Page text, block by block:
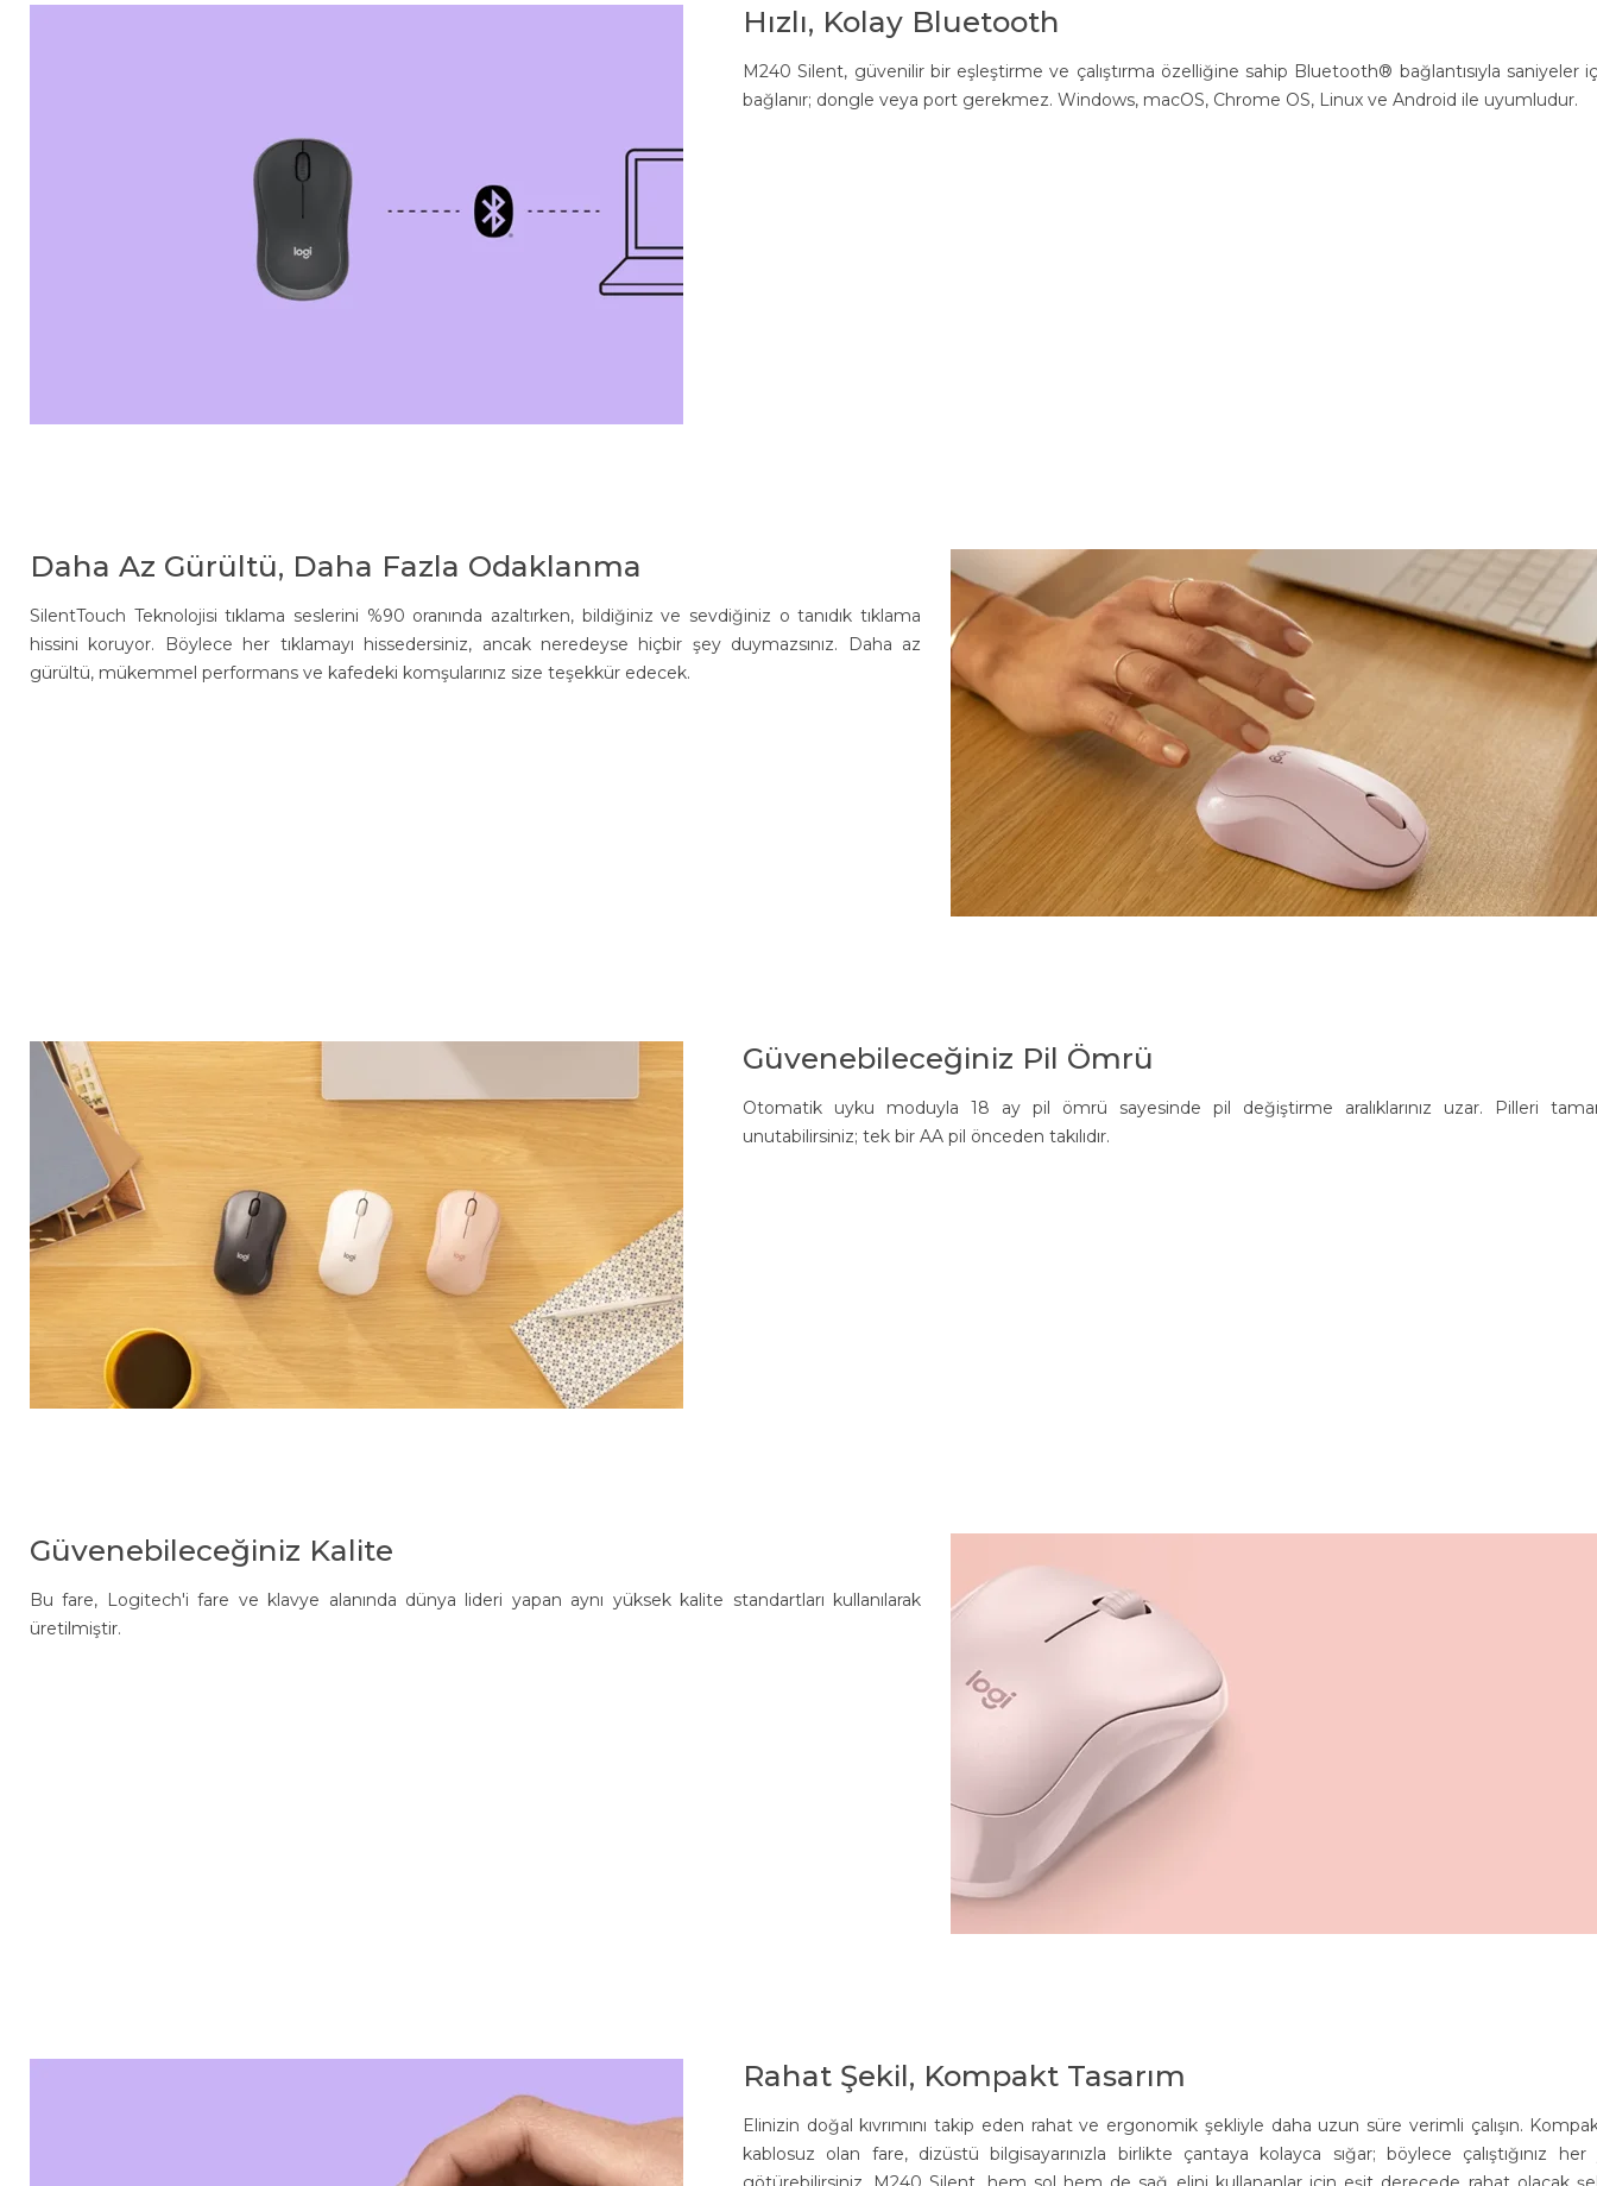
Hızlı, Kolay Bluetooth
M240 Silent, güvenilir bir eşleştirme ve çalıştırma özelliğine sahip Bluetooth® bağlantısıyla saniyeler
bağlanır; dongle veya port gerekmez. Windows, macOS, Chrome OS, Linux ve Android ile uyumludur.
Daha Az Gürültü, Daha Fazla Odaklanma
SilentTouch Teknolojisi tıklama seslerini %90 oranında azaltırken, bildiğiniz ve sevdiğiniz o tanıdık tıklama
hissini koruyor. Böylece her tıklamayı hissedersiniz, ancak neredeyse hiçbir şey duymazsınız. Daha az
gürültü, mükemmel performans ve kafedeki komşularınız size teşekkür edecek.
Güvenebileceğiniz Pil Ömrü
Otomatik uyku moduyla 18 ay pil ömrü sayesinde pil değiştirme aralıklarınız uzar. Pilleri
unutabilirsiniz; tek bir AA pil önceden takılıdır.
Güvenebileceğiniz Kalite
Bu fare, Logitech'i fare ve klavye alanında dünya lideri yapan aynı yüksek kalite standartları kullanılarak
üretilmiştir.
Rahat Şekil, Kompakt Tasarım
Elinizin doğal kıvrımını takip eden rahat ve ergonomik şekliyle daha uzun süre verimli çalışın.
kablosuz olan fare, dizüstü bilgisayarınızla birlikte çantaya kolayca sığar; böylece çalıştığınız her